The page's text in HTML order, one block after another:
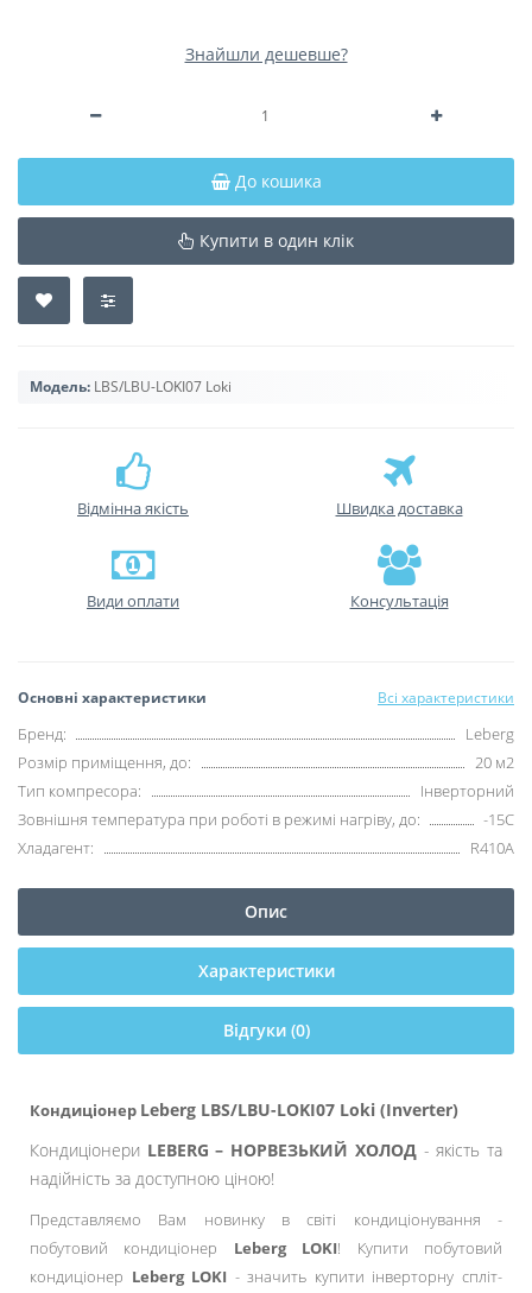
Знайшли дешевше?
До кошика
Купити в один клік
Модель: LBS/LBU-LOKI07 Loki
Відмінна якість Швидка доставка
Види оплати Консультація
Основні характеристики Всі характеристики
Бренд:
Leberg
Розмір приміщення, до:
20 м2
Тип компресора:
Інверторний
Зовнішня температура при роботі в режимі нагріву, до:
-15С
Хладагент:
R410А
Опис
Характеристики
Відгуки (0)
Кондиціонер Leberg LBS/LBU-LOKI07 Loki (Inverter)
Кондиціонери LEBERG – НОРВЕЗЬКИЙ ХОЛОД- якість та
надійність за доступною ціною!
Представляємо Вам новинку в світі кондиціонування -
побутовий кондиціонер Leberg LOKI! Купити побутовий
кондиціонер Leberg LOKI - значить купити інверторну спліт-